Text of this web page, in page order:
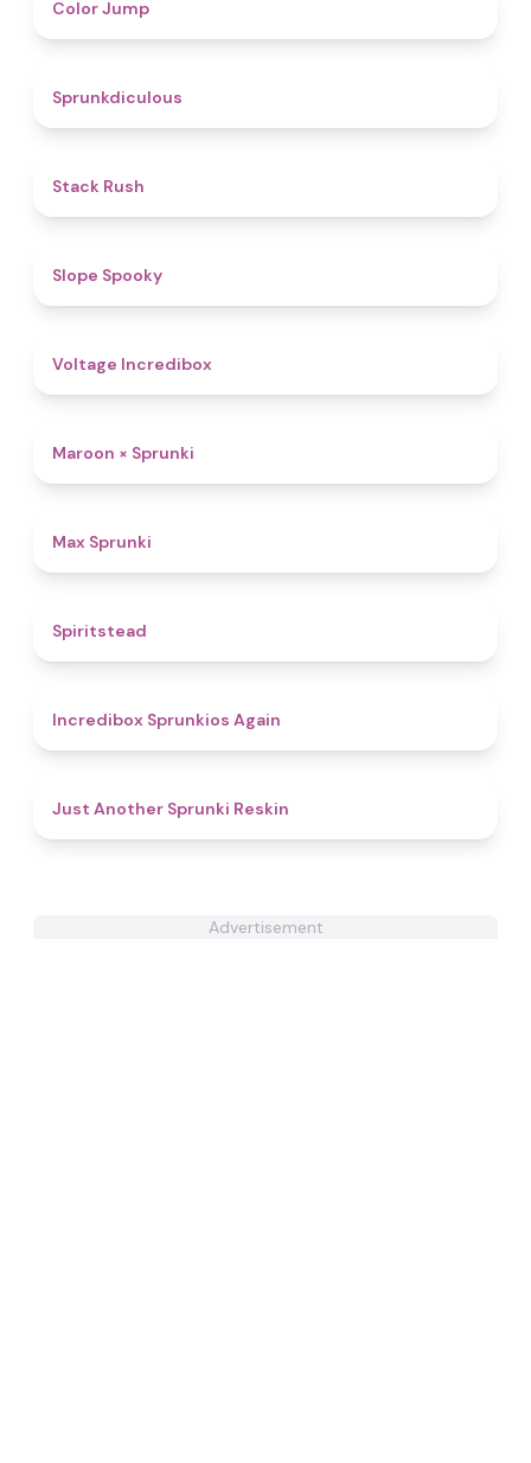
Color Jump
Sprunkdiculous
Stack Rush
Slope Spooky
Voltage Incredibox
Maroon × Sprunki
Max Sprunki
Spiritstead
Incredibox Sprunkios Again
Just Another Sprunki Reskin
Advertisement